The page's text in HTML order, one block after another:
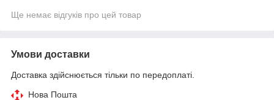
Ще немає відгуків про цей товар
Умови доставки
Доставка здійснюється тільки по передоплаті.
Нова Пошта